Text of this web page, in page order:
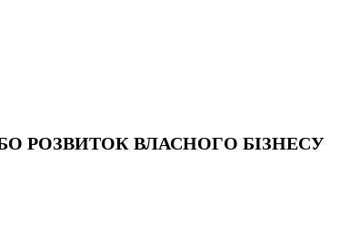
РОЗВИТОК ВЛАСНОГО БІЗНЕСУ